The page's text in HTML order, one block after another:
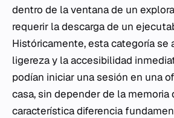
dentro de la ventana de un
requerir la descarga de un
Históricamente, esta categoría se
ligereza y la accesibilidad
podían iniciar una sesión en una
casa, sin depender de la memoria
característica diferencia